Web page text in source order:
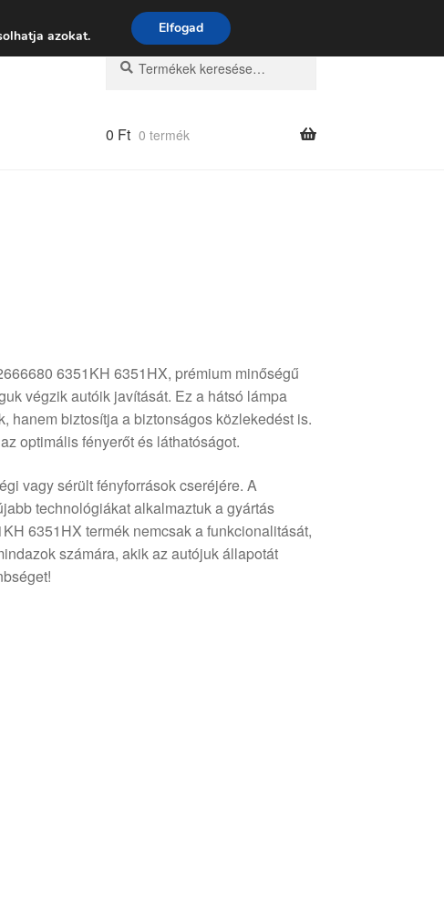
9:00–16:0006 80 088 054
Keresés
Keresés
0 Ft 0 termék
6351KH 6351HX, prémium minőségű
végzik autóik javítását. Ez a hátsó lámpa
hanem biztosítja a biztonságos közlekedést is.
optimális fényerőt és láthatóságot.
vagy sérült fényforrások cseréjére. A
technológiákat alkalmaztuk a gyártás
6351HX termék nemcsak a funkcionalitását,
számára, akik az autójuk állapotát
azokat.
Elfogad